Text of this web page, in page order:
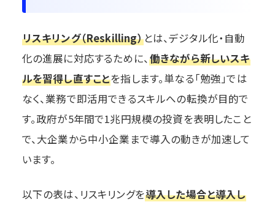
リスキリング（Reskilling）とは、デジタル化・自動
化の進展に対応するために、 働きながら新しいスキ
ルを習得し直すことを指します。単なる「勉強」では
なく、業務で即活用できるスキルへの転換が目的で
す。政府が5年間で1兆円規模の投資を表明したこと
で、大企業から中小企業まで導入の動きが加速して
います。
以下の表は、リスキリングを導入した場合と導入し